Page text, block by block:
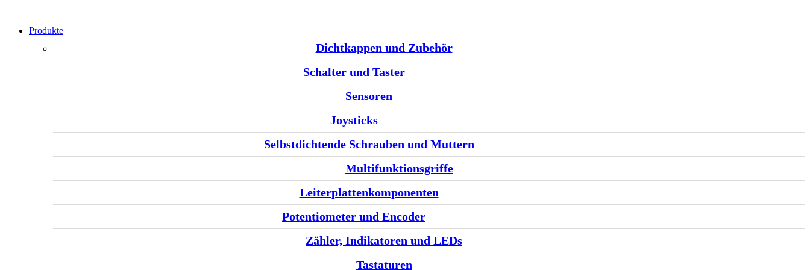
Produkte
Dichtkappen und Zubehör
Schalter und Taster
Sensoren
Joysticks
Selbstdichtende Schrauben und Muttern
Multifunktionsgriffe
Leiterplattenkomponenten
Potentiometer und Encoder
Zähler, Indikatoren und LEDs
Tastaturen